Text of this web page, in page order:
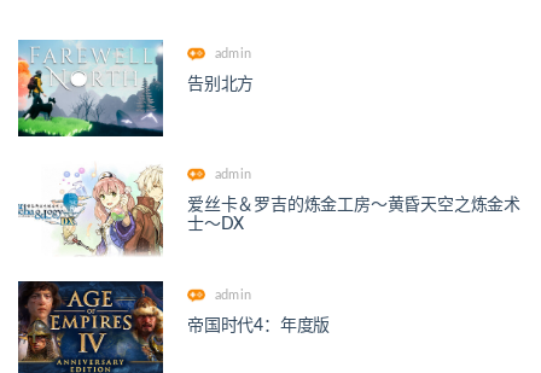
admin
告别北方
admin
爱丝卡＆罗吉的炼金工房～黄昏天空之炼金术
士～DX
admin
帝国时代4：年度版